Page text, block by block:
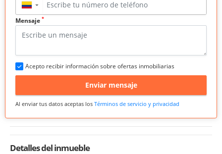
▼
Mensaje *
Acepto recibir información sobre ofertas inmobiliarias
Enviar mensaje
Al enviar tus datos aceptas los Términos de servicio y privacidad
Detalles del inmueble